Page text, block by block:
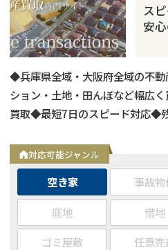
ス
安
◆兵庫県全域・大阪府全域の不
ション・土地・田んぼなど幅広
買取◆最短7日のスピード対応◆
厳守で周囲に知られず売却可
士・弁護士・司法書士と連携◆確
対応可能ジャンル
空き家 事故
底地
借地
ゴミ屋敷
任意売